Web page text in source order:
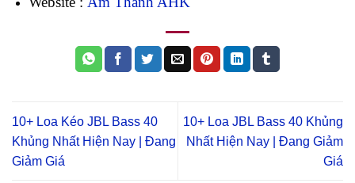
10+ Loa Kéo JBL Bass 40
Khủng Nhất Hiện Nay | Đang
Giảm Giá
10+ Loa JBL Bass 40 Khủng
Nhất Hiện Nay | Đang Giảm
Giá